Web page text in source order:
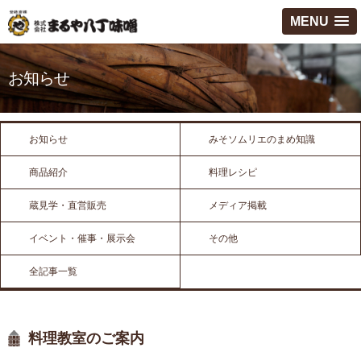
MENU
お知らせ
お知らせ みそソムリエのまめ知識
商品紹介 料理レシピ
蔵見学・直営販売 メディア掲載
イベント・催事・展示会 その他
全記事一覧
料理教室のご案内